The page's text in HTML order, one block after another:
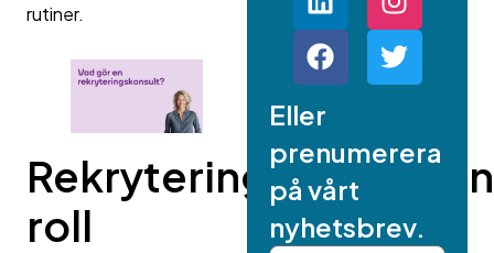
rutiner.
roll
Eller
prenumerera
på vårt
nyhetsbrev.